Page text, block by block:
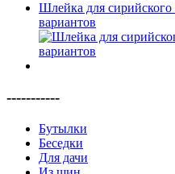
Шлейка для сирийского
вариантов
-----------
Бутылки
Беседки
Для дачи